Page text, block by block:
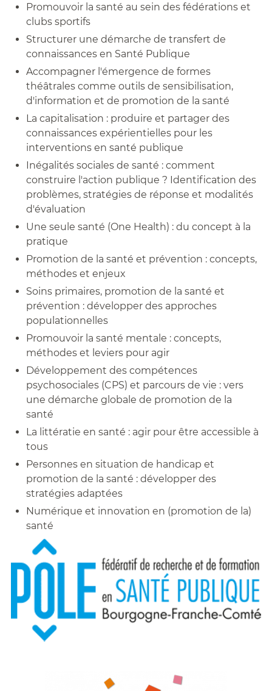
Promouvoir la santé au sein des fédérations et
clubs sportifs
Structurer une démarche de transfert de
connaissances en Santé Publique
Accompagner l'émergence de formes
théâtrales comme outils de sensibilisation,
d'information et de promotion de la santé
La capitalisation : produire et partager des
connaissances expérientielles pour les
interventions en santé publique
Inégalités sociales de santé : comment
construire l'action publique ? Identification des
problèmes, stratégies de réponse et modalités
d'évaluation
Une seule santé (One Health) : du concept à la
pratique
Promotion de la santé et prévention : concepts,
méthodes et enjeux
Soins primaires, promotion de la santé et
prévention : développer des approches
populationnelles
Promouvoir la santé mentale : concepts,
méthodes et leviers pour agir
Développement des compétences
psychosociales (CPS) et parcours de vie : vers
une démarche globale de promotion de la
santé
La littératie en santé : agir pour être accessible à
tous
Personnes en situation de handicap et
promotion de la santé : développer des
stratégies adaptées
Numérique et innovation en (promotion de la)
santé